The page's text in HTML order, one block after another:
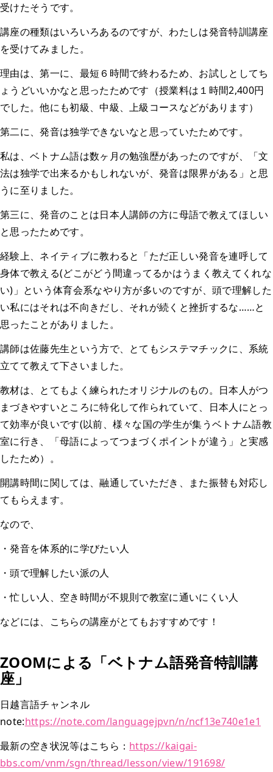
受けたそうです。
講座の種類はいろいろあるのですが、わたしは発音特訓講座
を受けてみました。
理由は、第一に、最短６時間で終わるため、お試しとしてち
ょうどいいかなと思ったためです（授業料は１時間2,400円
でした。他にも初級、中級、上級コースなどがあります）
第二に、発音は独学できないなと思っていたためです。
私は、ベトナム語は数ヶ月の勉強歴があったのですが、「文
法は独学で出来るかもしれないが、発音は限界がある」と思
うに至りました。
第三に、発音のことは日本人講師の方に母語で教えてほしい
と思ったためです。
経験上、ネイティブに教わると「ただ正しい発音を連呼して
身体で教える(どこがどう間違ってるかはうまく教えてくれな
い)」という体育会系なやり方が多いのですが、頭で理解した
い私にはそれは不向きだし、それが続くと挫折するな……と
思ったことがありました。
講師は佐藤先生という方で、とてもシステマチックに、系統
立てて教えて下さいました。
教材は、とてもよく練られたオリジナルのもの。日本人がつ
まづきやすいところに特化して作られていて、日本人にとっ
て効率が良いです(以前、様々な国の学生が集うベトナム語教
室に行き、「母語によってつまづくポイントが違う」と実感
したため）。
開講時間に関しては、融通していただき、また振替も対応し
てもらえます。
なので、
・発音を体系的に学びたい人
・頭で理解したい派の人
・忙しい人、空き時間が不規則で教室に通いにくい人
などには、こちらの講座がとてもおすすめです！
ZOOMによる「ベトナム語発音特訓講
座」
日越言語チャンネル
note:https://note.com/languagejpvn/n/ncf13e740e1e1
最新の空き状況等はこちら： https://kaigai-
bbs.com/vnm/sgn/thread/lesson/view/191698/